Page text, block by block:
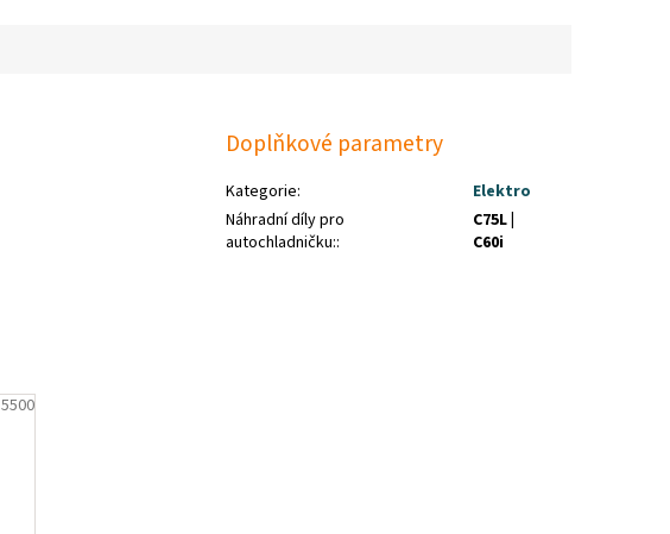
5500
Doplňkové parametry
Kategorie:
Elektro
Náhradní díly pro
autochladničku::
C75L |
C60i